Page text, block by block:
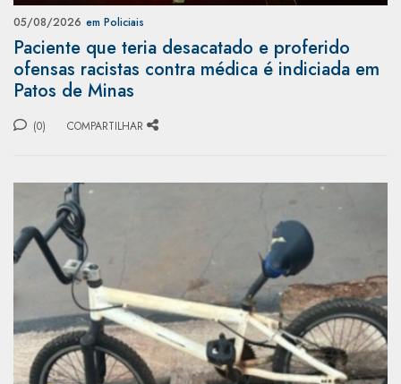
05/08/2026 em Policiais
Paciente que teria desacatado e proferido
ofensas racistas contra médica é indiciada em
Patos de Minas
(0) COMPARTILHAR